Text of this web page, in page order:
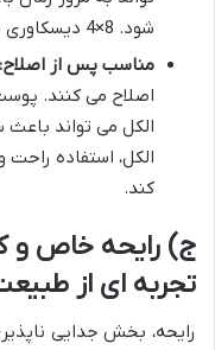
شود. 8×4 دیسکاوری به حفظ رنگ طبیعی پوست کمک می کند.
مناسب پس از اصلاح:
اصلاح می کنند.
الکل می تواند
الکل، استفاده
کند.
ج) رایحه خاص و
تجربه ای از
رایحه، بخش جدایی